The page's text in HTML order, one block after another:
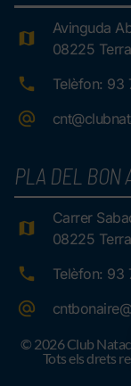
Avinguda
08225
Telèfon: 93
PLA DEL BON
Carrer
08225
Telèfon: 93
© 2026 Club
Tots els drets